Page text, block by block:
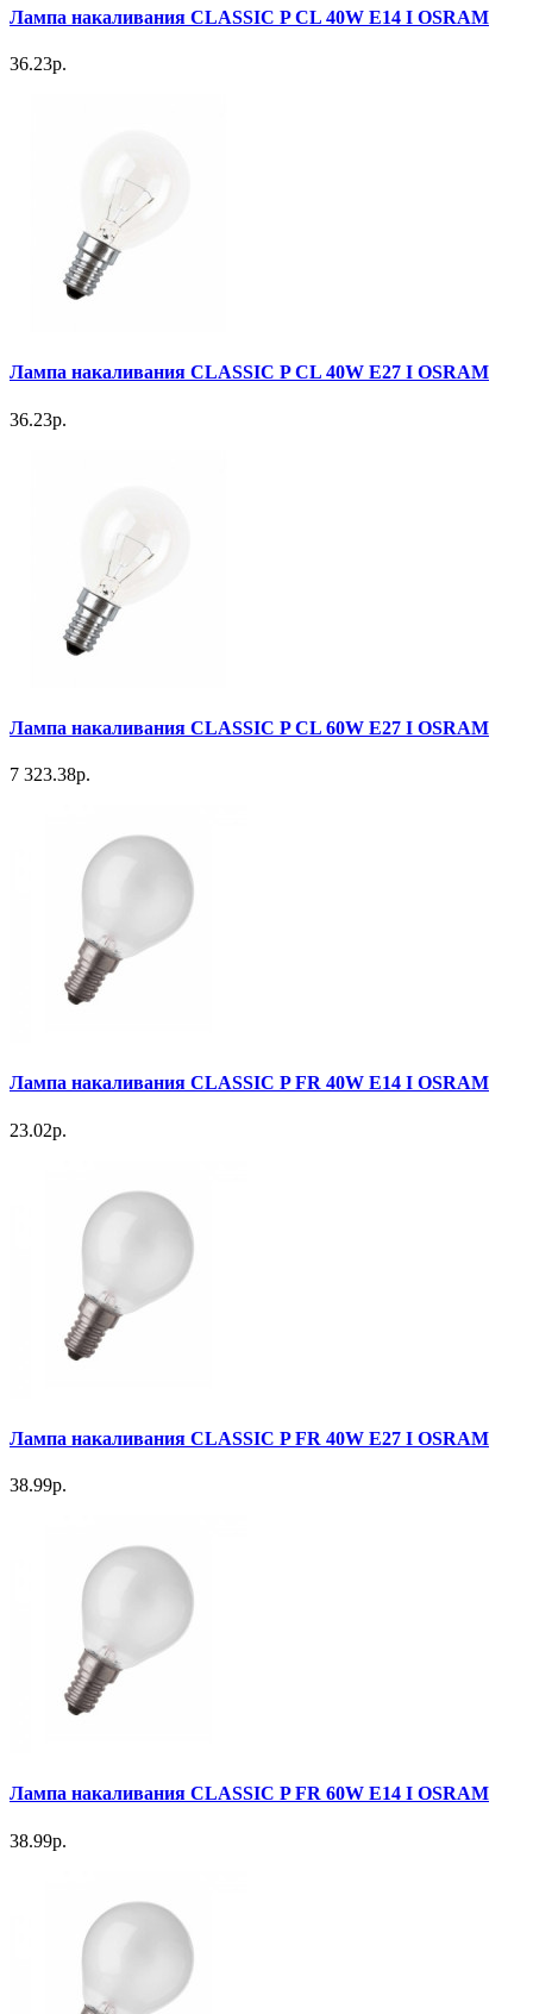
Лампа накаливания CLASSIC P CL 40W E14 I OSRAM
36.23р.
Лампа накаливания CLASSIC P CL 40W E27 I OSRAM
36.23р.
Лампа накаливания CLASSIC P CL 60W E27 I OSRAM
7 323.38р.
Лампа накаливания CLASSIC P FR 40W E14 I OSRAM
23.02р.
Лампа накаливания CLASSIC P FR 40W E27 I OSRAM
38.99р.
Лампа накаливания CLASSIC P FR 60W E14 I OSRAM
38.99р.